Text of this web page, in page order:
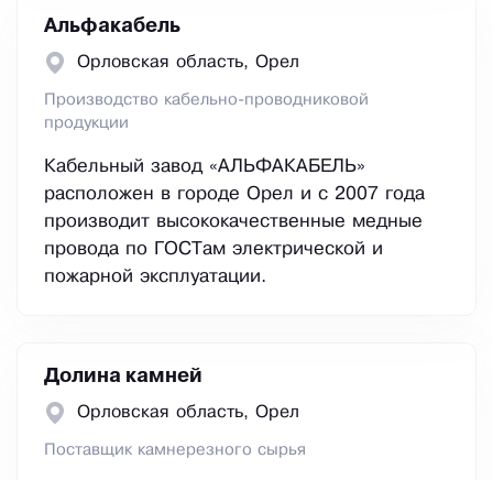
Альфакабель
Орловская область, Орел
Производство кабельно-проводниковой
продукции
Кабельный завод «АЛЬФАКАБЕЛЬ»
расположен в городе Орел и с 2007 года
производит высококачественные медные
провода по ГОСТам электрической и
пожарной эксплуатации.
Долина камней
Орловская область, Орел
Поставщик камнерезного сырья